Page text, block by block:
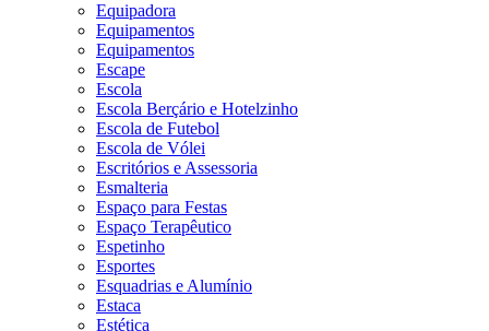
Equipadora
Equipamentos
Equipamentos
Escape
Escola
Escola Berçário e Hotelzinho
Escola de Futebol
Escola de Vólei
Escritórios e Assessoria
Esmalteria
Espaço para Festas
Espaço Terapêutico
Espetinho
Esportes
Esquadrias e Alumínio
Estaca
Estética